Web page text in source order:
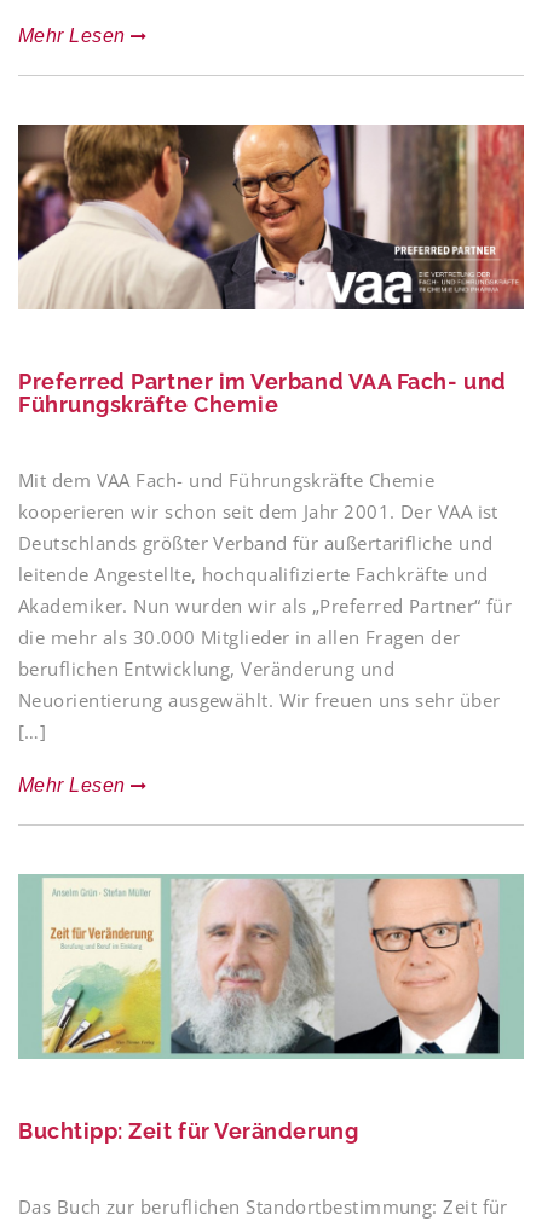
Mehr Lesen
Preferred Partner im Verband VAA Fach- und
Führungskräfte Chemie
Mit dem VAA Fach- und Führungskräfte Chemie
kooperieren wir schon seit dem Jahr 2001. Der VAA ist
Deutschlands größter Verband für außertarifliche und
leitende Angestellte, hochqualifizierte Fachkräfte und
Akademiker. Nun wurden wir als „Preferred Partner“ für
die mehr als 30.000 Mitglieder in allen Fragen der
beruflichen Entwicklung, Veränderung und
Neuorientierung ausgewählt. Wir freuen uns sehr über
[…]
Mehr Lesen
Buchtipp: Zeit für Veränderung
Das Buch zur beruflichen Standortbestimmung: Zeit für